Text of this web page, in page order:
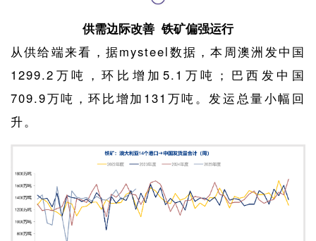
供需边际改善 铁矿偏强运行
从供给端来看，据mysteel数据，本周澳洲发中国
1299.2万吨，环比增加5.1万吨；巴西发中国
709.9万吨，环比增加131万吨。发运总量小幅回
升。